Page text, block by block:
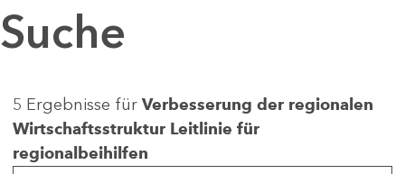
Suche
5 Ergebnisse für Verbesserung der regionalen
Wirtschaftsstruktur Leitlinie für
regionalbeihilfen